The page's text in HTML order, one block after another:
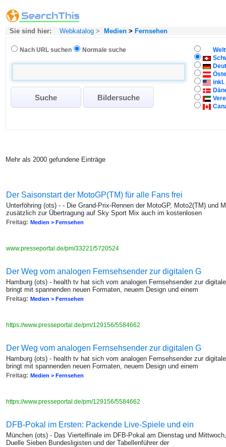
Sie sind hier: Webkatalog > Medien > Fernsehen
Nach URL suchen Normale suche
inkl.
Mehr als 2000 gefundene Einträge
Der Saisonstart der MotoGP(TM) für alle Fans frei
Unterföhring (ots) - - Die Grand-Prix-Rennen der MotoGP, Moto2(TM) und
zusätzlich zur Übertragung auf Sky Sport Mix auch im kostenlosen
Freitag: Medien > Fernsehen
www.presseportal.de/pm/33221/5720524
Der Weg vom analogen Fernsehsender zur digitalen G
Hamburg (ots) - health tv hat sich vom analogen Fernsehsender zur
bringt mit spannenden neuen Formaten, neuem Design und einem
Freitag: Medien > Fernsehen
https://www.presseportal.de/pm/129156/5584662
Der Weg vom analogen Fernsehsender zur digitalen G
Hamburg (ots) - health tv hat sich vom analogen Fernsehsender zur
bringt mit spannenden neuen Formaten, neuem Design und einem
Freitag: Medien > Fernsehen
https://www.presseportal.de/pm/129156/5584662
DFB-Pokal im Ersten: Packende Live-Spiele und ein
München (ots) - Das Viertelfinale im DFB-Pokal am Dienstag und
Duelle Sieben Bundesligisten und der Tabellenführer der